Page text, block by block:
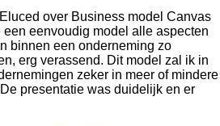
over Business model Canvas
eenvoudig model alle aspecten
binnen een onderneming zo
erg verassend. Dit model zal ik in
zeker in meer of mindere
presentatie was duidelijk en er